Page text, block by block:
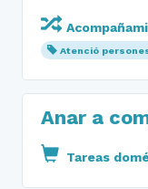
Atenció
Anar a
Tareas